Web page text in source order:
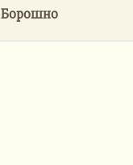
Борошно